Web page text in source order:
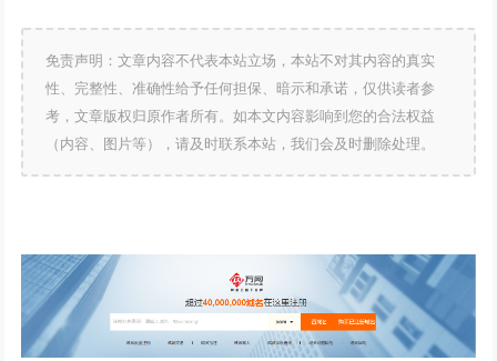
免责声明：文章内容不代表本站立场，本站不对其内容的真实
性、完整性、准确性给予任何担保、暗示和承诺，仅供读者参
考，文章版权归原作者所有。如本文内容影响到您的合法权益
（内容、图片等），请及时联系本站，我们会及时删除处理。